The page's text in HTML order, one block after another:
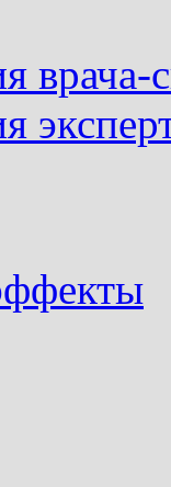
врача-